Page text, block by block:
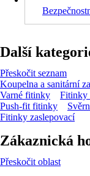
Další
Přeskočit seznam
Koupelna a sanitární
Varné fitinky
Fitinky
Push-fit fitinky
Fitinky zaslepovací
Zákaznická
Přeskočit oblast